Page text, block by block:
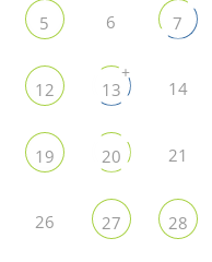
5 6 7
12 13
+
14
19 20 21
26 27 28